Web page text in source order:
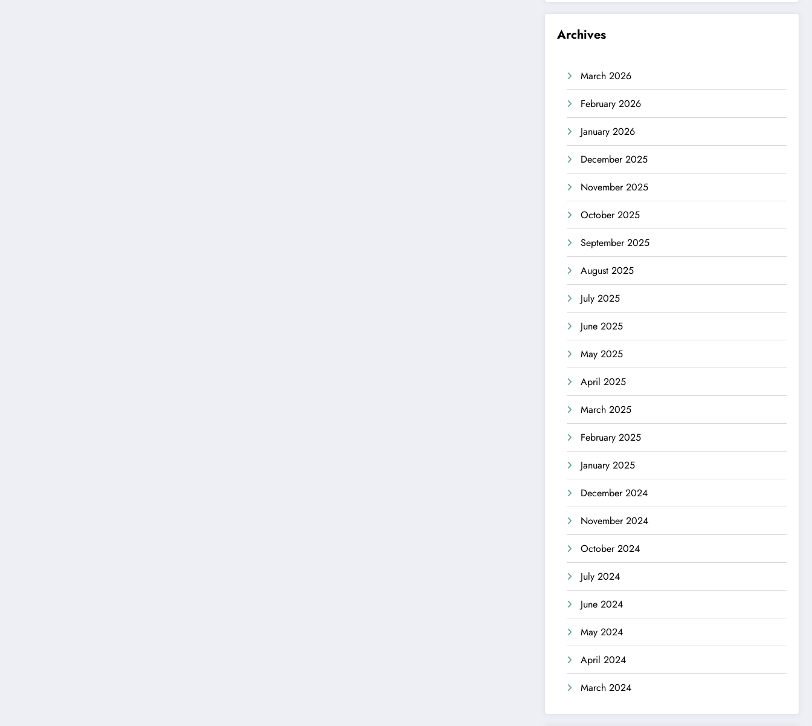
Archives
March 2026
February 2026
January 2026
December 2025
November 2025
October 2025
September 2025
August 2025
July 2025
June 2025
May 2025
April 2025
March 2025
February 2025
January 2025
December 2024
November 2024
October 2024
July 2024
June 2024
May 2024
April 2024
March 2024